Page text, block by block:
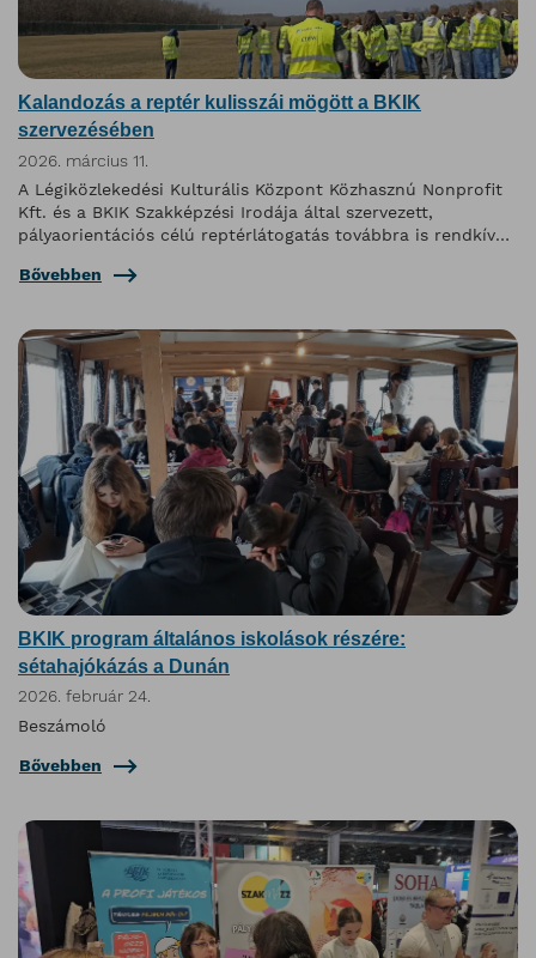
Kalandozás a reptér kulisszái mögött a BKIK
szervezésében
2026. március 11.
A Légiközlekedési Kulturális Központ Közhasznú Nonprofit
Kft. és a BKIK Szakképzési Irodája által szervezett,
pályaorientációs célú reptérlátogatás továbbra is rendkívül
Bővebben
BKIK program általános iskolások részére:
sétahajókázás a Dunán
2026. február 24.
Beszámoló
Bővebben